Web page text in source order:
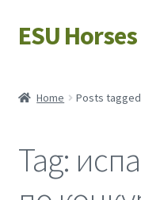
Skip
to
Skip
to
ESU Horses
Save Horses
Home Posts tagged
Tag: